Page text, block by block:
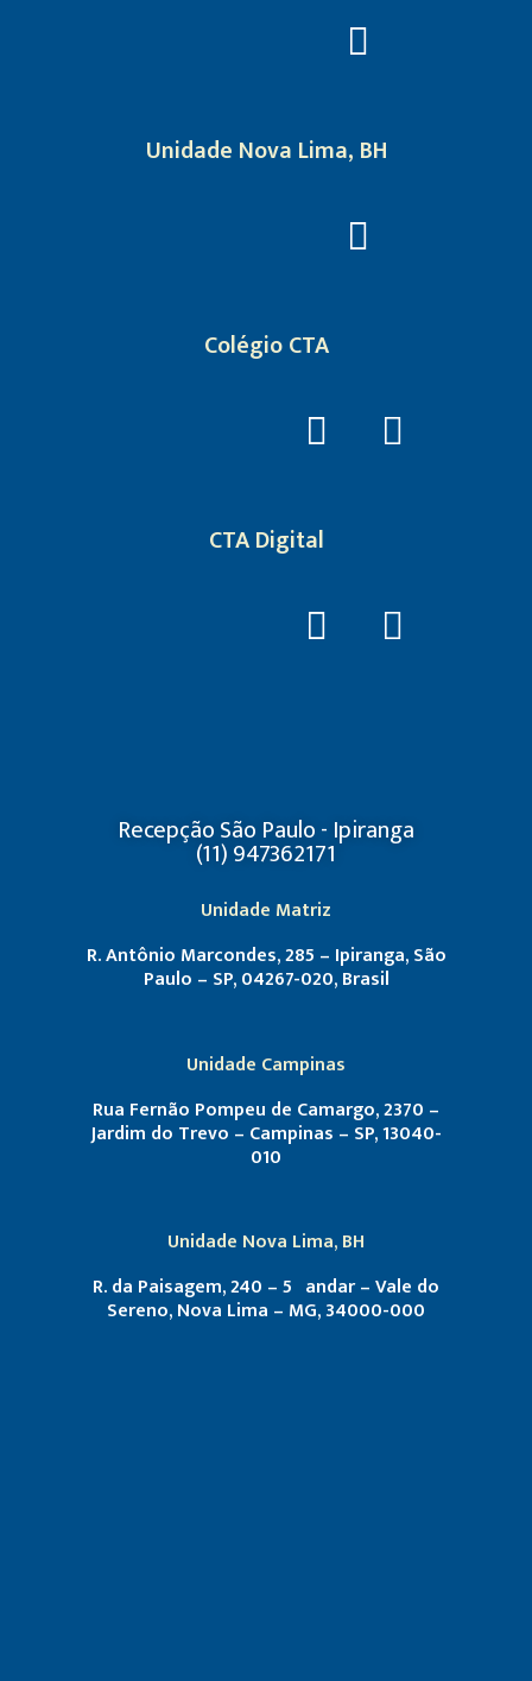
Unidade Nova Lima, BH
Colégio CTA
CTA Digital
Recepção São Paulo - Ipiranga
(11) 947362171
Unidade Matriz
R. Antônio Marcondes, 285 – Ipiranga, São
Paulo – SP, 04267-020, Brasil
Unidade Campinas
Rua Fernão Pompeu de Camargo, 2370 –
Jardim do Trevo – Campinas – SP, 13040-
010
Unidade Nova Lima, BH
R. da Paisagem, 240 – 5º andar – Vale do
Sereno, Nova Lima – MG, 34000-000